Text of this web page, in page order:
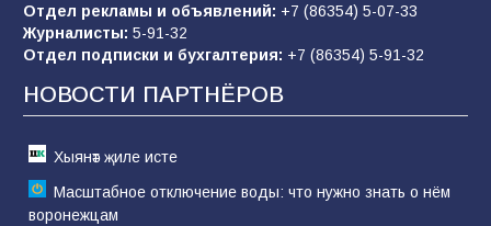
«Слухами Москву не возьмёшь»: почему
заявления Киева о мобилизации — это
отчаяние, а не разведка
81 02.08.2026
Отдел рекламы и объявлений: +7 (86354) 5-07-33
Журналисты: 5-91-32
Отдел подписки и бухгалтерия: +7 (86354) 5-91-32
НОВОСТИ ПАРТНЁРОВ
Хыянәт җиле исте
Масштабное отключение воды: что нужно знать о нём
воронежцам